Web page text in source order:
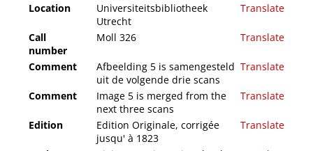
Location
Universiteitsbibliotheek
Utrecht
Translate
Call
number
Moll 326 Translate
Comment
Afbeelding 5 is samengesteld
uit de volgende drie scans
Translate
Comment
Image 5 is merged from the
next three scans
Translate
Edition
Edition Originale, corrigée
jusqu' à 1823
Translate